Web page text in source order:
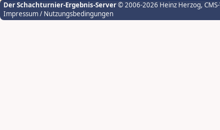
Der Schachturnier-Ergebnis-Server© 2006-2026 Heinz Herzog,
Impressum / Nutzungsbedingungen